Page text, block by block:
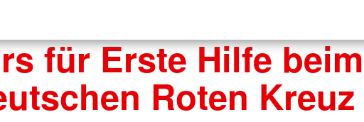
für Erste Hilfe beim
Roten Kreuz